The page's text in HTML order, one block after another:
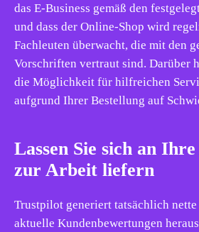
das E-Business gemäß den
und dass der Online-Shop wird
Fachleuten überwacht, die mit den
Vorschriften vertraut sind. Darüber
die Möglichkeit für hilfreichen
aufgrund Ihrer Bestellung auf
Lassen Sie sich an
zur Arbeit liefern
Trustpilot generiert tatsächlich
aktuelle Kundenbewertungen